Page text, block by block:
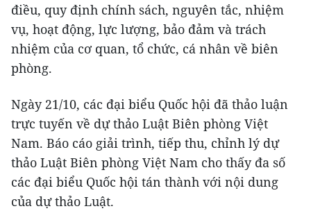
điều, quy định chính sách, nguyên tắc, nhiệm
vụ, hoạt động, lực lượng, bảo đảm và trách
nhiệm của cơ quan, tổ chức, cá nhân về biên
phòng.
Ngày 21/10, các đại biểu Quốc hội đã thảo luận
trực tuyến về dự thảo Luật Biên phòng Việt
Nam. Báo cáo giải trình, tiếp thu, chỉnh lý dự
thảo Luật Biên phòng Việt Nam cho thấy đa số
các đại biểu Quốc hội tán thành với nội dung
của dự thảo Luật.